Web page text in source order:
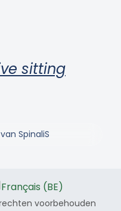
sitting
SpinaliS
voorbehouden
Français (BE)